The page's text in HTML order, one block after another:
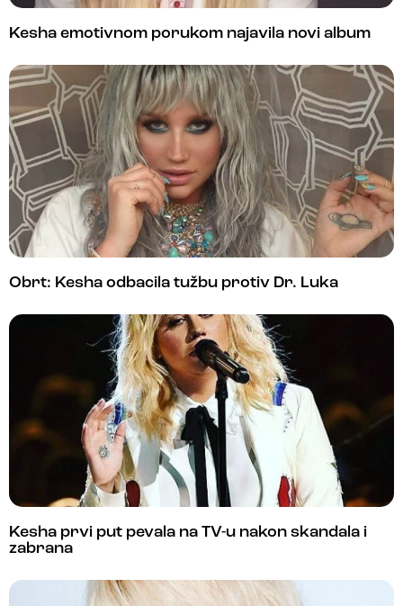
Kesha emotivnom porukom najavila novi album
Obrt: Kesha odbacila tužbu protiv Dr. Luka
Kesha prvi put pevala na TV-u nakon skandala i
zabrana